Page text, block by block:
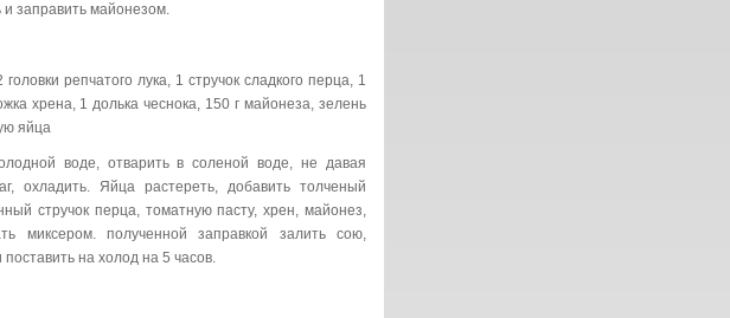
заправить майонезом.
репчатого лука, 1 стручок сладкого перца, 1
хрена, 1 долька чеснока, 150 г майонеза, зелень
яйца
воде, отварить в соленой воде, не давая
охладить. Яйца растереть, добавить толченый
стручок перца, томатную пасту, хрен, майонез,
миксером. полученной заправкой залить сою,
на холод на 5 часов.